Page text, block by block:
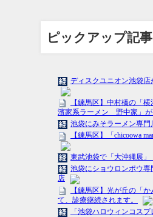
ピックアップ記事